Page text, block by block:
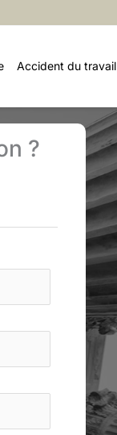
Accident du travail
?